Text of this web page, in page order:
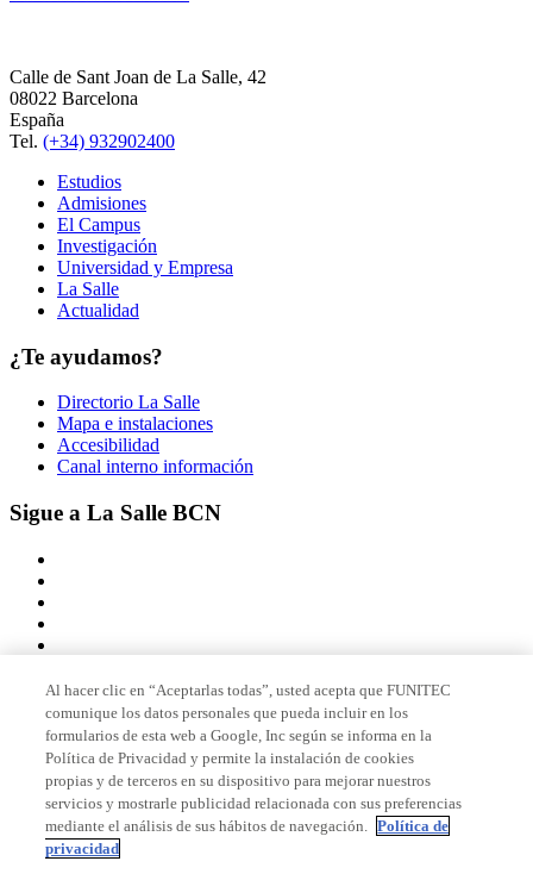
Calle de Sant Joan de La Salle, 42
08022 Barcelona
España
Tel. (+34) 932902400
Estudios
Admisiones
El Campus
Investigación
Universidad y Empresa
La Salle
Actualidad
¿Te ayudamos?
Directorio La Salle
Mapa e instalaciones
Accesibilidad
Canal interno información
Sigue a La Salle BCN
Miembro de
Acreditaciones
Al hacer clic en “Aceptarlas todas”, usted acepta que FUNITEC
comunique los datos personales que pueda incluir en los
formularios de esta web a Google, Inc según se informa en la
Política de Privacidad y permite la instalación de cookies
propias y de terceros en su dispositivo para mejorar nuestros
servicios y mostrarle publicidad relacionada con sus preferencias
mediante el análisis de sus hábitos de navegación. Política de
privacidad